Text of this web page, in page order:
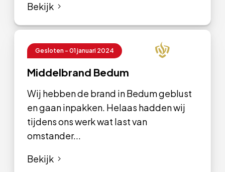
Bekijk
Gesloten - 01 januari 2024
Middelbrand Bedum
Wij hebben de brand in Bedum geblust
en gaan inpakken. Helaas hadden wij
tijdens ons werk wat last van
omstander...
Bekijk